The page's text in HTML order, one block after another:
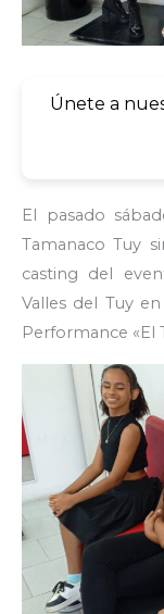
Únete a
El pasado
Tamanaco Tuy
casting del
Valles del Tuy
Performance «El